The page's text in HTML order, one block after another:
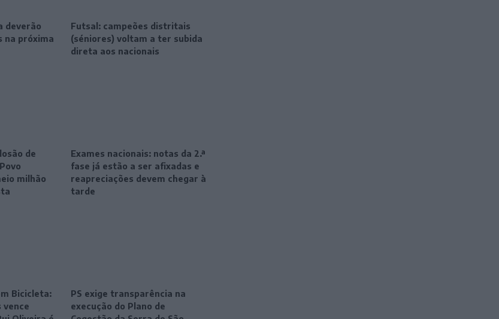
deverão
na próxima
Futsal: campeões distritais
(séniores) voltam a ter subida
direta aos nacionais
de
milhão
Exames nacionais: notas da 2.ª
fase já estão a ser afixadas e
reapreciações devem chegar à
tarde
Bicicleta:
vence
PS exige transparência na
execução do Plano de